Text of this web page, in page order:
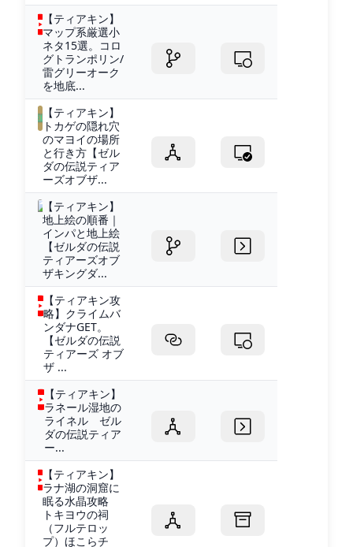
【ティアキン】
マップ系厳選小
ネタ15選。コロ
グトランポリン/
雷グリーオーク
を地底...
【ティアキン】
トカゲの隠れ穴
のマヨイの場所
と行き方【ゼル
ダの伝説ティア
ーズオブザ...
【ティアキン】
地上絵の順番｜
インパと地上絵
【ゼルダの伝説
ティアーズオブ
ザキングダ...
【ティアキン攻
略】クライムバ
ンダナGET。
【ゼルダの伝説
ティアーズ オブ
ザ ...
【ティアキン】
ラネール湿地の
ライネル ゼル
ダの伝説ティア
ー...
【ティアキン】
ラナ湖の洞窟に
眠る水晶攻略
トキヨウの祠
（フルテロッ
プ）ほこらチ